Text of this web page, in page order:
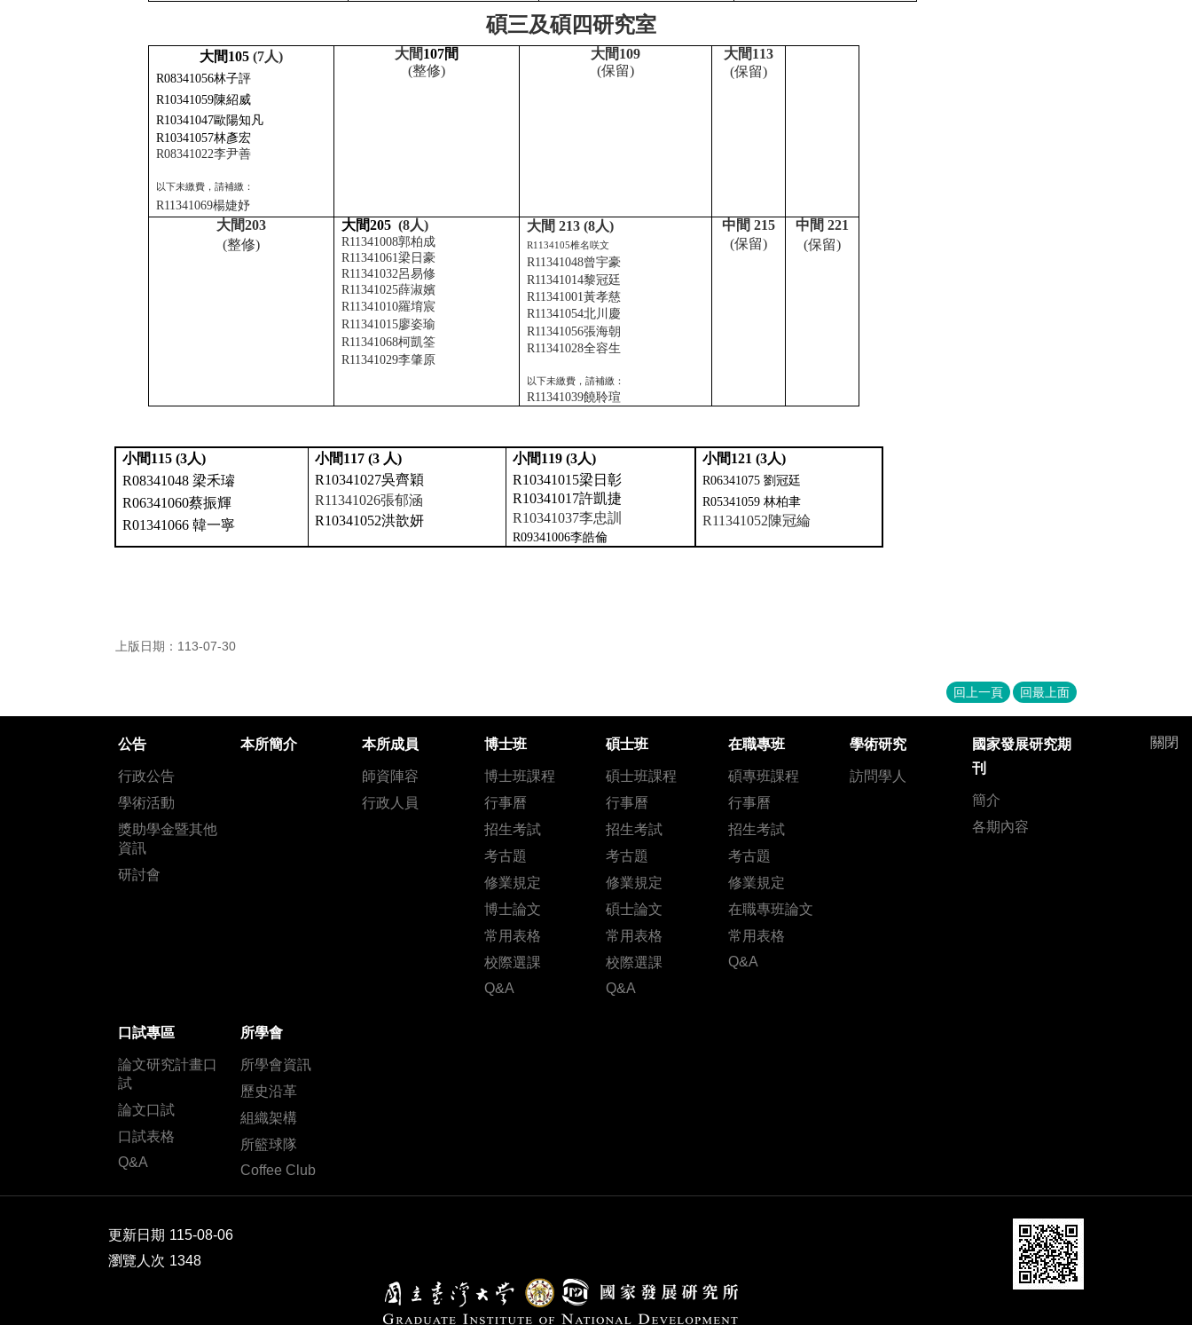
碩三及碩四研究室
大間105 (7人)
R08341056林子評
R10341059陳紹威
R10341047歐陽知凡
R10341057林彥宏
R08341022李尹善
以下未繳費，請補繳：
R11341069楊婕妤
大間107間
(整修)
大間109
(保留)
大間113
(保留)
大間203
(整修)
大間205 (8人)
R11341008郭柏成
R11341061梁日豪
R11341032呂易修
R11341025薛淑嬪
R11341010羅堉宸
R11341015廖姿瑜
R11341068柯凱筌
R11341029李肇原
大間 213 (8人)
R1134105椎名咲文
R11341048曾宇豪
R11341014黎冠廷
R11341001黃孝慈
R11341054北川慶
R11341056張海朝
R11341028全容生
以下未繳費，請補繳：
R11341039饒聆瑄
中間 215
(保留)
中間 221
(保留)
小間115 (3人)
R08341048梁禾璿
R06341060蔡振輝
R01341066韓一寧
小間117 (3 人)
R10341027吳齊穎
R11341026張郁涵
R10341052洪歆妍
小間119 (3人)
R10341015梁日彰
R10341017許凱捷
R10341037李忠訓
R09341006李皓倫
小間121 (3人)
R06341075劉冠廷
R05341059林柏聿
R11341052陳冠綸
上版日期：113-07-30
回上一頁 回最上面
關閉
公告
行政公告
學術活動
獎助學金暨其他
資訊
研討會
本所簡介 本所成員
師資陣容
行政人員
博士班
博士班課程
行事曆
招生考試
考古題
修業規定
博士論文
常用表格
校際選課
Q&A
碩士班
碩士班課程
行事曆
招生考試
考古題
修業規定
碩士論文
常用表格
校際選課
Q&A
在職專班
碩專班課程
行事曆
招生考試
考古題
修業規定
在職專班論文
常用表格
Q&A
學術研究
訪問學人
國家發展研究期
刊
簡介
各期內容
口試專區
論文研究計畫口
試
論文口試
口試表格
Q&A
所學會
所學會資訊
歷史沿革
組織架構
所籃球隊
Coffee Club
更新日期 115-08-06
瀏覽人次 1348